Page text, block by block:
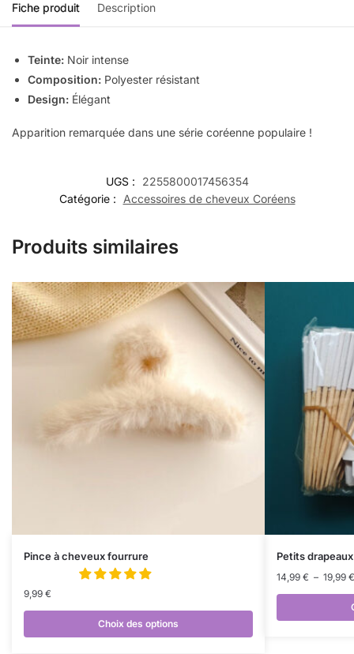
Fiche produit Description
Teinte: Noir intense
Composition: Polyester résistant
Design: Élégant
Apparition remarquée dans une série coréenne populaire !
UGS :
2255800017456354
Catégorie :
Accessoires de cheveux Coréens
Produits similaires
Pince à cheveux fourrure
9,99 €
Choix des options
Petits
14,99 € – 19,99 €